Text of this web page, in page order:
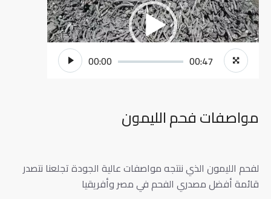
00:00 00:47
مواصفات فحم الليمون
لفحم الليمون الذي ننتجه مواصفات عالية الجودة تجلعنا نتصدر
قائمة أفضل مصدري الفحم في مصر وأفريقيا